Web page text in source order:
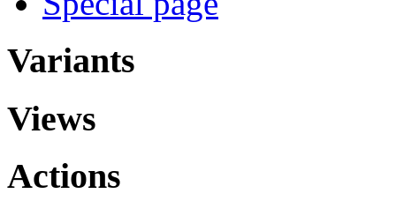
Variants
Views
Actions